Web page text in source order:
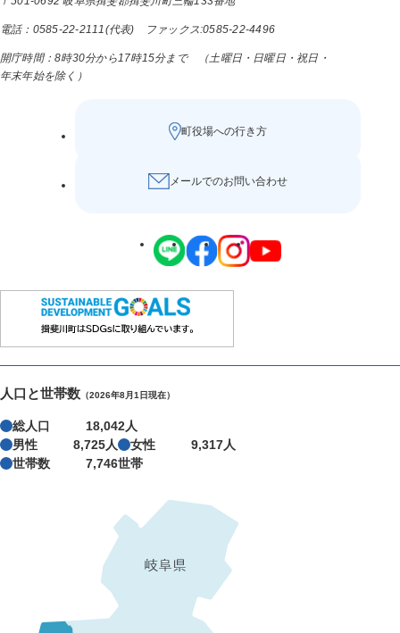
電話：0585-22-2111(代表) ファックス:0585-22-4496
開庁時間：8時30分から17時15分まで （土曜日・日曜日・祝日・
年末年始を除く）
町役場への行き方
メールでのお問い合わせ
人口と世帯数 （2026年8月1日現在）
総人口
18,042人
男性
8,725人 女性
9,317人
世帯数
7,746世帯